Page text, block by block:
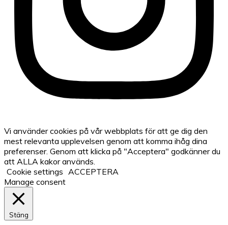
Vi använder cookies på vår webbplats för att ge dig den
mest relevanta upplevelsen genom att komma ihåg dina
preferenser. Genom att klicka på "Acceptera" godkänner du
att ALLA kakor används.
Cookie settings ACCEPTERA
Manage consent
Stäng